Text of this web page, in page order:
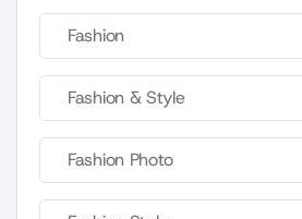
Fashion
Fashion & Style
Fashion Photo